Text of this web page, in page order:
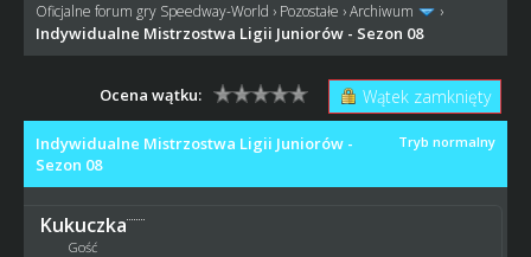
Oficjalne forum gry Speedway-World › Pozostałe ›Archiwum ›
Indywidualne Mistrzostwa Ligii Juniorów - Sezon 08
Wątek zamknięty
Ocena wątku:
Tryb normalny
Indywidualne Mistrzostwa Ligii Juniorów -
Sezon 08
Kukuczka
Gość